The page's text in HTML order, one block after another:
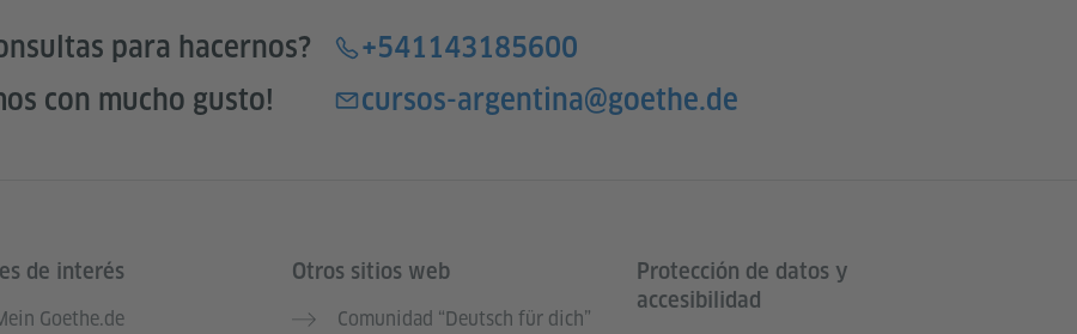
para hacernos?
+541143185600
con mucho gusto!
cursos-argentina@goethe.de
de interés
Goethe.de
Otros sitios web
Comunidad “Deutsch für dich”
Protección de datos y
accesibilidad